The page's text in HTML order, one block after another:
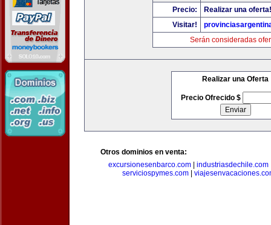
Precio:
Realizar una oferta!
Visitar!
Serán consideradas
Realizar una Oferta
Precio Ofrecido $
Otros dominios en venta:
excursionesenbarco.com
industriasdechile.com
serviciospymes.com